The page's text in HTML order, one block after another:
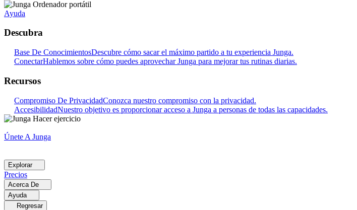
Ayuda
Descubra
Base De ConocimientosDescubre cómo sacar el máximo partido a tu experiencia Junga.
ConectarHablemos sobre cómo puedes aprovechar Junga para mejorar tus rutinas diarias.
Recursos
Compromiso De PrivacidadConozca nuestro compromiso con la privacidad.
AccesibilidadNuestro objetivo es proporcionar acceso a Junga a personas de todas las capacidades.
Únete A Junga
Explorar
Precios
Acerca De
Ayuda
Regresar